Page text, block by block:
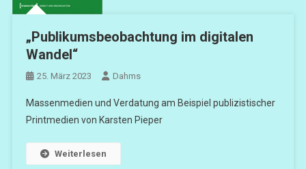
„Publikumsbeobachtung im digitalen
Wandel“
25. März 2023 Dahms
Massenmedien und Verdatung am Beispiel publizistischer
Printmedien von Karsten Pieper
Weiterlesen